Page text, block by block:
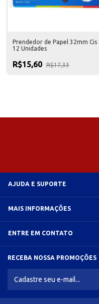
Prendedor de Papel 32mm Cis
12 Unidades
R$15,60 R$17,33
AJUDA E SUPORTE
MAIS INFORMAÇÕES
ENTRE EM CONTATO
RECEBA NOSSA PROMOÇÕES